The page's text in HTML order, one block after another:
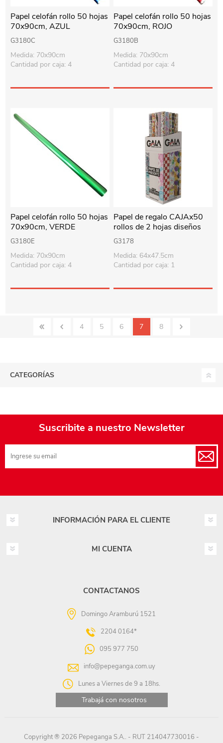
Papel celofán rollo 50 hojas
70x90cm, AZUL
G3180C
Medida: 70x90cm
Cantidad por caja: 4
Papel celofán rollo 50 hojas
70x90cm, ROJO
G3180B
Medida: 70x90cm
Cantidad por caja: 4
Papel celofán rollo 50 hojas
70x90cm, VERDE
G3180E
Medida: 70x90cm
Cantidad por caja: 4
Papel de regalo CAJAx50
rollos de 2 hojas diseños
surtidos
G3178
Medida: 64x47.5cm
Cantidad por caja: 1
4 5 6 7 8
CATEGORÍAS
Suscribite a nuestro Newsletter
INFORMACIÓN PARA EL CLIENTE
MI CUENTA
CONTACTANOS
Domingo Aramburú 1521
2204 0164*
095 977 750
info@pepeganga.com.uy
Lunes a Viernes de 9 a 18hs.
Trabajá con nosotros
Copyright ® 2026 Pepeganga S.A.. - RUT 214047730016 -